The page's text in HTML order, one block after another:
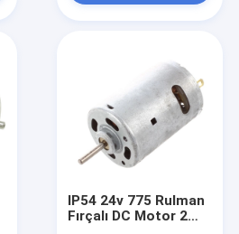
IP54 24v 775 Rulman
Fırçalı DC Motor 2